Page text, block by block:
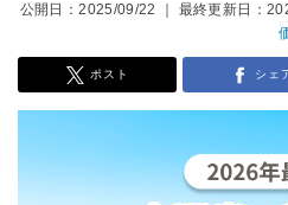
公開日：2025/09/22 ｜ 最終更新日：
ポスト シェ